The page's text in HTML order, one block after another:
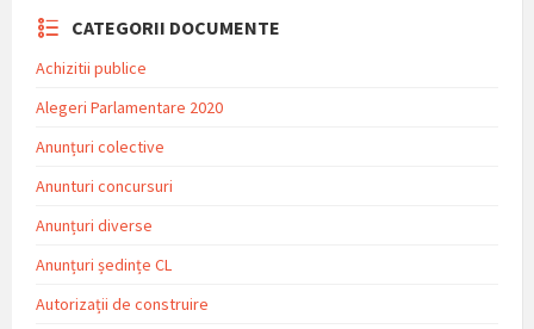
CATEGORII DOCUMENTE
Achizitii publice
Alegeri Parlamentare 2020
Anunțuri colective
Anunturi concursuri
Anunțuri diverse
Anunțuri ședințe CL
Autorizații de construire